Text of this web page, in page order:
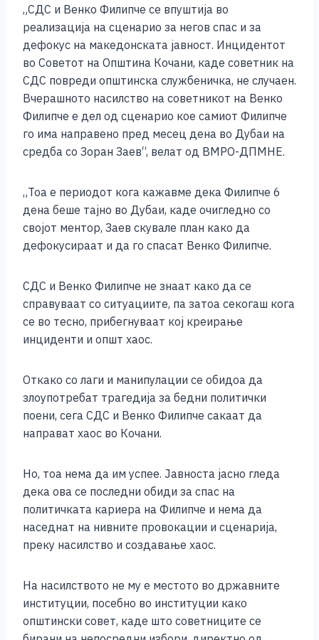
c
e
b
o
o
k
ss
e
n
g
er
tt
er
at
s
A
p
p
er ai
l
p
y
Li
n
k
e
„СДС и Венко Филипче се впуштија во
реализација на сценарио за негов спас и за
дефокус на македонската јавност. Инцидентот
во Советот на Општина Кочани, каде советник на
СДС повреди општинска службеничка, не случаен.
Вчерашното насилство на советникот на Венко
Филипче е дел од сценарио кое самиот Филипче
го има направено пред месец дена во Дубаи на
средба со Зоран Заев“, велат од ВМРО-ДПМНЕ.
„Тоа е периодот кога кажавме дека Филипче 6
дена беше тајно во Дубаи, каде очигледно со
својот ментор, Заев скувале план како да
дефокусираат и да го спасат Венко Филипче.
СДС и Венко Филипче не знаат како да се
справуваат со ситуациите, па затоа секогаш кога
се во тесно, прибегнуваат кој креирање
инциденти и општ хаос.
Откако со лаги и манипулации се обидоа да
злоупотребат трагедија за бедни политички
поени, сега СДС и Венко Филипче сакаат да
направат хаос во Кочани.
Но, тоа нема да им успее. Јавноста јасно гледа
дека ова се последни обиди за спас на
политичката кариера на Филипче и нема да
наседнат на нивните провокации и сценарија,
преку насилство и создавање хаос.
На насилството не му е местото во државните
институции, посебно во институции како
општински совет, каде што советниците се